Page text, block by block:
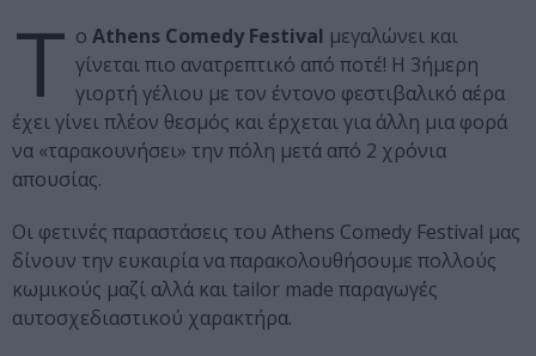
T o Athens Comedy Festival μεγαλώνει και
γίνεται πιο ανατρεπτικό από ποτέ! Η 3ήμερη
γιορτή γέλιου με τον έντονο φεστιβαλικό αέρα
έχει γίνει πλέον θεσμός και έρχεται για άλλη μια φορά
να «ταρακουνήσει» την πόλη μετά από 2 χρόνια
απουσίας.
Οι φετινές παραστάσεις του Athens Comedy Festival μας
δίνουν την ευκαιρία να παρακολουθήσουμε πολλούς
κωμικούς μαζί αλλά και tailor made παραγωγές
αυτοσχεδιαστικού χαρακτήρα.